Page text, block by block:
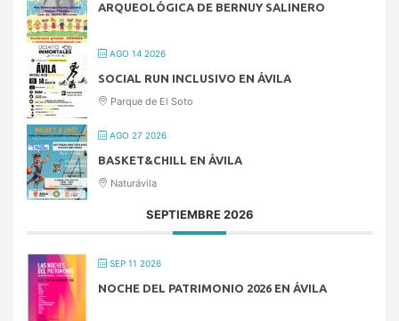
ARQUEOLÓGICA DE BERNUY SALINERO
AGO 14 2026
SOCIAL RUN INCLUSIVO EN ÁVILA
Parque de El Soto
AGO 27 2026
BASKET&CHILL EN ÁVILA
Naturávila
SEPTIEMBRE 2026
SEP 11 2026
NOCHE DEL PATRIMONIO 2026 EN ÁVILA